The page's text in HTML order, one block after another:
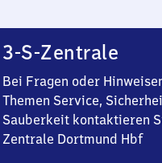
3-S-Zentrale
Bei Fragen oder
Themen Service,
Sauberkeit kontaktieren
Zentrale Dortmund Hbf